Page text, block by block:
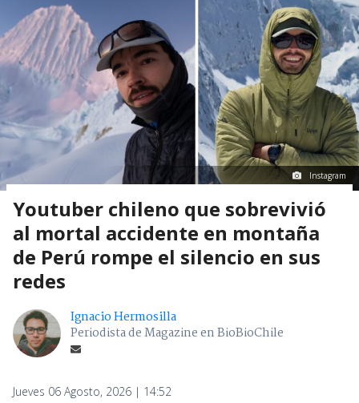
Instagram
Youtuber chileno que sobrevivió
al mortal accidente en montaña
de Perú rompe el silencio en sus
redes
Ignacio Hermosilla
Periodista de Magazine en BioBioChile
Jueves 06 Agosto, 2026 | 14:52